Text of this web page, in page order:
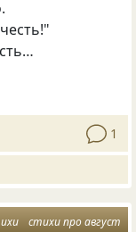
1
стихи про август